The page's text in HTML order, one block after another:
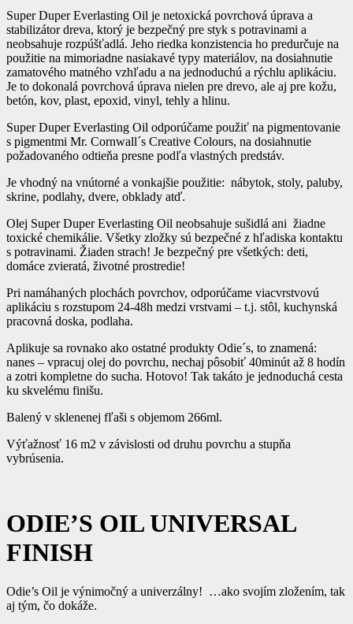
Super Duper Everlasting Oil je netoxická povrchová úprava a
stabilizátor dreva, ktorý je bezpečný pre styk s potravinami a
neobsahuje rozpúšťadlá. Jeho riedka konzistencia ho predurčuje na
použitie na mimoriadne nasiakavé typy materiálov, na dosiahnutie
zamatového matného vzhľadu a na jednoduchú a rýchlu aplikáciu.
Je to dokonalá povrchová úprava nielen pre drevo, ale aj pre kožu,
betón, kov, plast, epoxid, vinyl, tehly a hlinu.
Super Duper Everlasting Oil odporúčame použiť na pigmentovanie
s pigmentmi Mr. Cornwall´s Creative Colours, na dosiahnutie
požadovaného odtieňa presne podľa vlastných predstáv.
Je vhodný na vnútorné a vonkajšie použitie: nábytok, stoly, paluby,
skrine, podlahy, dvere, obklady atď.
Olej Super Duper Everlasting Oil neobsahuje sušidlá ani žiadne
toxické chemikálie. Všetky zložky sú bezpečné z hľadiska kontaktu
s potravinami. Žiaden strach! Je bezpečný pre všetkých: deti,
domáce zvieratá, životné prostredie!
Pri namáhaných plochách povrchov, odporúčame viacvrstvovú
aplikáciu s rozstupom 24-48h medzi vrstvami – t.j. stôl, kuchynská
pracovná doska, podlaha.
Aplikuje sa rovnako ako ostatné produkty Odie´s, to znamená:
nanes – vpracuj olej do povrchu, nechaj pôsobiť 40minút až 8 hodín
a zotri kompletne do sucha. Hotovo! Tak takáto je jednoduchá cesta
ku skvelému finišu.
Balený v sklenenej fľaši s objemom 266ml.
Výťažnosť 16 m2 v závislosti od druhu povrchu a stupňa
vybrúsenia.
ODIE’S OIL UNIVERSAL
FINISH
Odie’s Oil je výnimočný a univerzálny! …ako svojím zložením, tak
aj tým, čo dokáže.